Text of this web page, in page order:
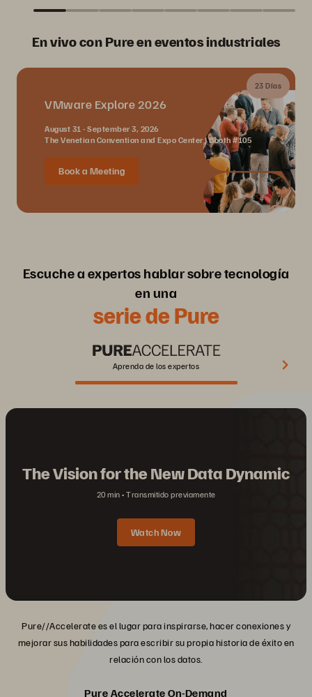
En vivo con Pure en eventos industriales
23 Días
VMware Explore 2026
August 31 - September 3, 2026
The Venetian Convention and Expo Center | Booth #105
Book a Meeting
Escuche a expertos hablar sobre tecnología
en una
serie de Pure
Aprenda de los expertos
The Vision for the New Data Dynamic
20 min Transmitido previamente
Watch Now
Pure//Accelerate es el lugar para inspirarse, hacer conexiones y
mejorar sus habilidades para escribir su propia historia de éxito en
relación con los datos.
Pure Accelerate On-Demand